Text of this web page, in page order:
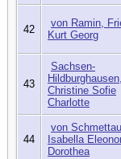
42
von Ramin,
Kurt Georg
43
Sachsen-
Hildburghausen,
Christine Sofie
Charlotte
44
von
Isabella
Dorothea